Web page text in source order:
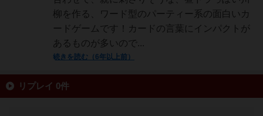
柳を作る、ワード型のパーティー系の面白いカ
ードゲームです！カードの言葉にインパクトが
あるものが多いので...
続きを読む（6年以上前）
リプレイ 0件